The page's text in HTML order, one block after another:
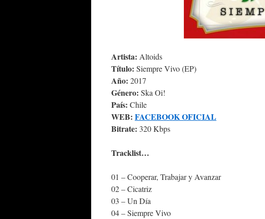
Artista: Altoids
Título: Siempre Vivo (EP)
Año: 2017
Género: Ska Oi!
País: Chile
WEB: FACEBOOK OFICIAL
Bitrate: 320 Kbps
Tracklist…
01 – Cooperar, Trabajar y Avanzar
02 – Cicatriz
03 – Un Día
04 – Siempre Vivo